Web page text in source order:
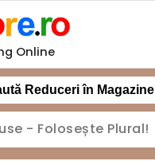
Online
Reduceri în Magazine